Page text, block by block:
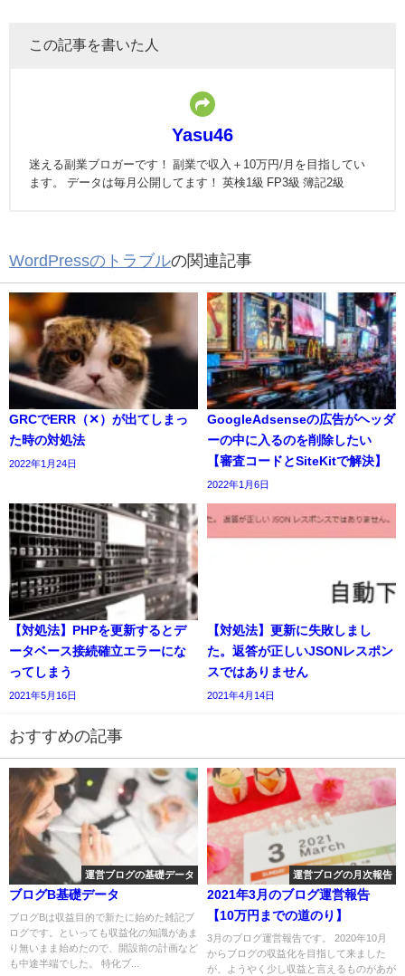
この記事を書いた人
Yasu46
迷える副業ブロガーです！ 副業で収入＋10万円/月を目指してい
ます。 データは毎月公開してます！ 英検1級 FP3級 簿記2級
WordPressのトラブルの関連記事
GRCでERR（✕）が出てしまっ
た時の対処法
2022年1月24日
GoogleAdsenseの広告がヘッダ
ーの中に入るのを削除したい
【審査コードとSiteKitで解決】
2022年1月6日
【対処法】PHPを更新するとデ
ータベース接続確立エラーにな
ってしまう
2021年5月16日
【対処法】更新に失敗しまし
た。返答が正しいJSONレスポン
スではありません
2021年4月14日
おすすめの記事
運営ブログの基礎データ
ブログB基礎データ
ブログBは収益目的で新たに始めた雑記ブ
ログです。といっても収益化の知識があま
り無いまま始めたので、開設前の計画など
も中途半端でした。 特化ブ...
運営ブログの月次報告
2021年3月のブログ運営報告
【10万円までの道のり】
3月のブログ運営報告です。 2020年10月
からブログの収益化を目指して来ました
が、ようやく少し収益と言えるものがあが